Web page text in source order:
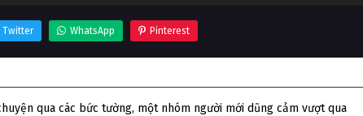
Twitter WhatsApp Pinterest
qua các bức tường, một nhóm người mới dũng cảm vượt qua